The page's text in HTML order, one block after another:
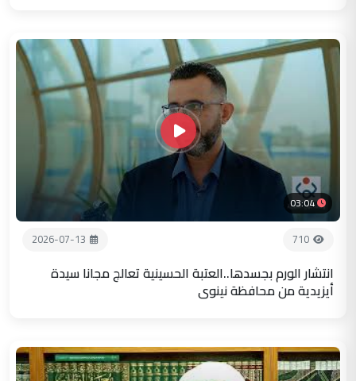
03:04
710
2026-07-13
انتشار الورم بجسدها..العتبة الحسينية تعالج مجانا سيدة
أيزيدية من محافظة نينوى